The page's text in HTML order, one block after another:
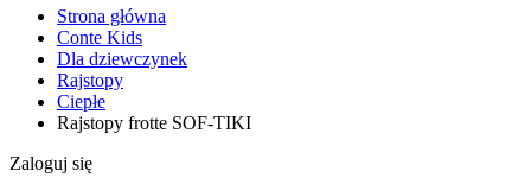
Strona główna
Conte Kids
Dla dziewczynek
Rajstopy
Ciepłe
Rajstopy frotte SOF-TIKI
Zaloguj się